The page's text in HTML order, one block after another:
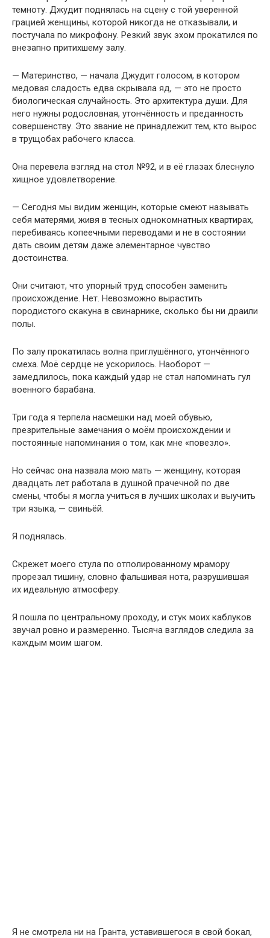
темноту. Джудит поднялась на сцену с той уверенной
грацией женщины, которой никогда не отказывали, и
постучала по микрофону. Резкий звук эхом прокатился по
внезапно притихшему залу.
— Материнство, — начала Джудит голосом, в котором
медовая сладость едва скрывала яд, — это не просто
биологическая случайность. Это архитектура души. Для
него нужны родословная, утончённость и преданность
совершенству. Это звание не принадлежит тем, кто вырос
в трущобах рабочего класса.
Она перевела взгляд на стол №92, и в её глазах блеснуло
хищное удовлетворение.
— Сегодня мы видим женщин, которые смеют называть
себя матерями, живя в тесных однокомнатных квартирах,
перебиваясь копеечными переводами и не в состоянии
дать своим детям даже элементарное чувство
достоинства.
Они считают, что упорный труд способен заменить
происхождение. Нет. Невозможно вырастить
породистого скакуна в свинарнике, сколько бы ни драили
полы.
По залу прокатилась волна приглушённого, утончённого
смеха. Моё сердце не ускорилось. Наоборот —
замедлилось, пока каждый удар не стал напоминать гул
военного барабана.
Три года я терпела насмешки над моей обувью,
презрительные замечания о моём происхождении и
постоянные напоминания о том, как мне «повезло».
Но сейчас она назвала мою мать — женщину, которая
двадцать лет работала в душной прачечной по две
смены, чтобы я могла учиться в лучших школах и выучить
три языка, — свиньёй.
Я поднялась.
Скрежет моего стула по отполированному мрамору
прорезал тишину, словно фальшивая нота, разрушившая
их идеальную атмосферу.
Я пошла по центральному проходу, и стук моих каблуков
звучал ровно и размеренно. Тысяча взглядов следила за
каждым моим шагом.
Я не смотрела ни на Гранта, уставившегося в свой бокал,